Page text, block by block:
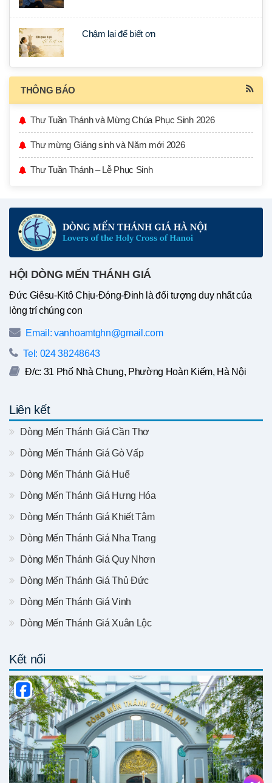
Chậm lại để biết ơn
THÔNG BÁO
Thư Tuần Thánh và Mừng Chúa Phục Sinh 2026
Thư mừng Giáng sinh và Năm mới 2026
Thư Tuần Thánh – Lễ Phục Sinh
HỘI DÒNG MẾN THÁNH GIÁ
Đức Giêsu-Kitô Chịu-Đóng-Đinh là đối tượng duy nhất của
lòng trí chúng con
Email: vanhoamtghn@gmail.com
Tel: 024 38248643
Đ/c: 31 Phố Nhà Chung, Phường Hoàn Kiếm, Hà Nội
Liên kết
Dòng Mến Thánh Giá Cần Thơ
Dòng Mến Thánh Giá Gò Vấp
Dòng Mến Thánh Giá Huế
Dòng Mến Thánh Giá Hưng Hóa
Dòng Mến Thánh Giá Khiết Tâm
Dòng Mến Thánh Giá Nha Trang
Dòng Mến Thánh Giá Quy Nhơn
Dòng Mến Thánh Giá Thủ Đức
Dòng Mến Thánh Giá Vinh
Dòng Mến Thánh Giá Xuân Lộc
Kết nối